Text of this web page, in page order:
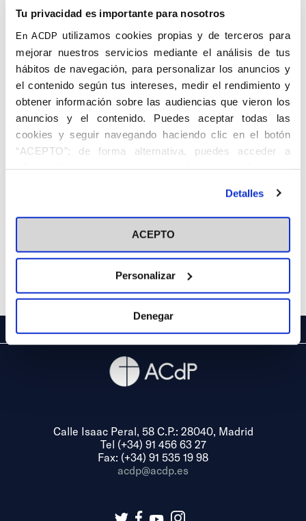
Tu privacidad es importante para nosotros
En ACDP utilizamos cookies propias y de terceros para
mejorar nuestros servicios mediante el análisis de tus
hábitos de navegación, para personalizar los anuncios y
el contenido según tus intereses, medir el rendimiento y
obtener información sobre las audiencias que vieron los
anuncios y el contenido. Puedes aceptar todas las
cookies y seguir navegando haciendo clic en el botón
“ACEPTO”; de forma alternativa, puedes acceder a
información más detallada y cambiar tus preferencias
en el botón "Personalizar". Para más información puedes
visitar nuestra Política de Cookies
Detalles
ACEPTO
Personalizar
Denegar
García
Baquero del
Río, Mateo
Autor
Centro de
adscripción
Fecha de
nacimiento
01/01/1909
Lugar de
Fecha de
defunción
Lugar de
defunción
Calle Isaac Peral, 58 C.P.: 28040, Madrid
Tel (+34) 91 456 63 27
Fax: (+34) 91 535 19 98
acdp@acdp.es